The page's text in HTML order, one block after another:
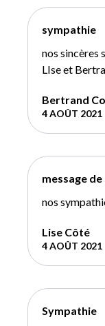
sympathie
nos sincères
LIse et
Bertrand
4 AOÛT 2021
message
nos
Lise Côté
4 AOÛT 2021
Sympathie